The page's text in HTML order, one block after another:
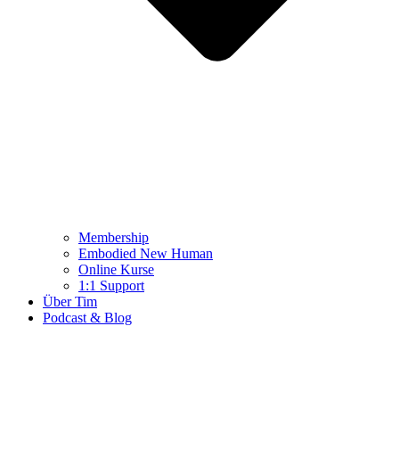
Membership
Embodied New Human
Online Kurse
1:1 Support
Über Tim
Podcast & Blog